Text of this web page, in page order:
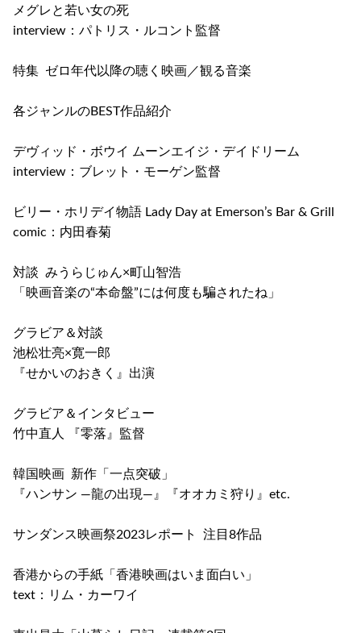
メグレと若い女の死
interview：パトリス・ルコント監督
特集 ゼロ年代以降の聴く映画／観る音楽
各ジャンルのBEST作品紹介
デヴィッド・ボウイ ムーンエイジ・デイドリーム
interview：ブレット・モーゲン監督
ビリー・ホリデイ物語 Lady Day at Emerson’s Bar & Grill
comic：内田春菊
対談 みうらじゅん×町山智浩
「映画音楽の“本命盤”には何度も騙されたね」
グラビア＆対談
池松壮亮×寛一郎
『せかいのおきく』出演
グラビア＆インタビュー
竹中直人 『零落』監督
韓国映画 新作「一点突破」
『ハンサン ―龍の出現―』『オオカミ狩り』etc.
サンダンス映画祭2023レポート 注目8作品
香港からの手紙「香港映画はいま面白い」
text：リム・カーワイ